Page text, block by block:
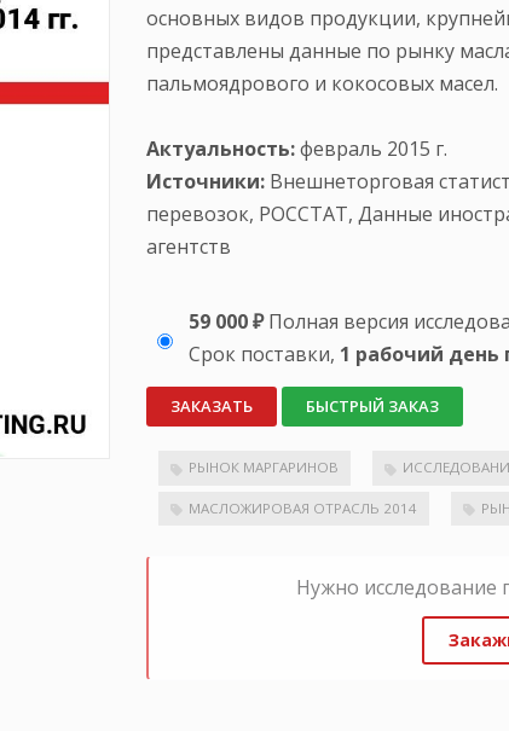
основных видов продукции,
представлены данные по рынку
пальмоядрового и кокосовых масел.
Актуальность:февраль 2015 г.
Источники: Внешнеторговая
перевозок, РОССТАТ, Данные
агентств
59 000 ₽ Полная версия
Срок поставки, 1 рабочий день
ЗАКАЗАТЬ БЫСТРЫЙ ЗАКАЗ
РЫНОК МАРГАРИНОВ
МАСЛОЖИРОВАЯ ОТРАСЛЬ 2014
Нужно исследование